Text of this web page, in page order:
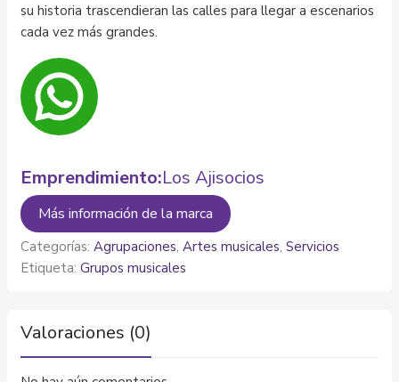
su historia trascendieran las calles para llegar a escenarios
cada vez más grandes.
Emprendimiento:Los Ajisocios
Más información de la marca
Categorías: Agrupaciones, Artes musicales, Servicios
Etiqueta: Grupos musicales
Valoraciones (0)